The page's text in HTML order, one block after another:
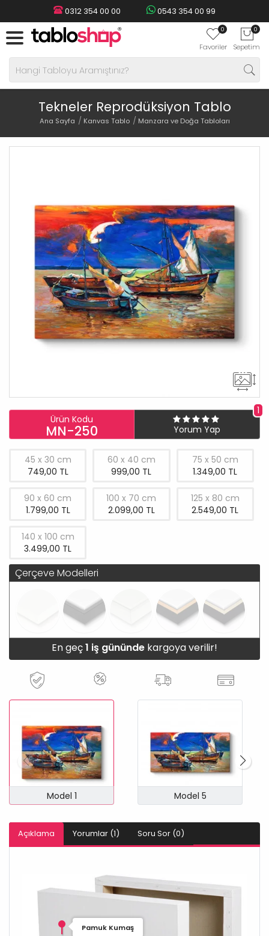
0312 354 00 00 0543 354 00 99
0
Favoriler
0
Sepetim
Tekneler Reprodüksiyon Tablo
Ana Sayfa Kanvas Tablo Manzara ve Doğa Tabloları
Ürün Kodu
MN-250
1
Yorum Yap
45 x 30 cm
749,00 TL
60 x 40 cm
999,00 TL
75 x 50 cm
1.349,00 TL
90 x 60 cm
1.799,00 TL
100 x 70 cm
2.099,00 TL
125 x 80 cm
2.549,00 TL
140 x 100 cm
3.499,00 TL
Çerçeve Modelleri
En geç1 iş gününde kargoya verilir!
Model 1 Model 5
Açıklama Yorumlar (1) Soru Sor (0)
Pamuk Kumaş